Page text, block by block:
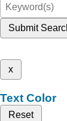
Submit
x
Text Color
Reset